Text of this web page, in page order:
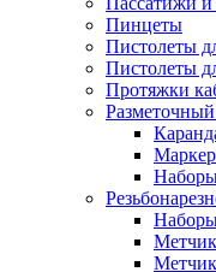
Пинцеты
Пистолеты
Пистолеты
Протяжки